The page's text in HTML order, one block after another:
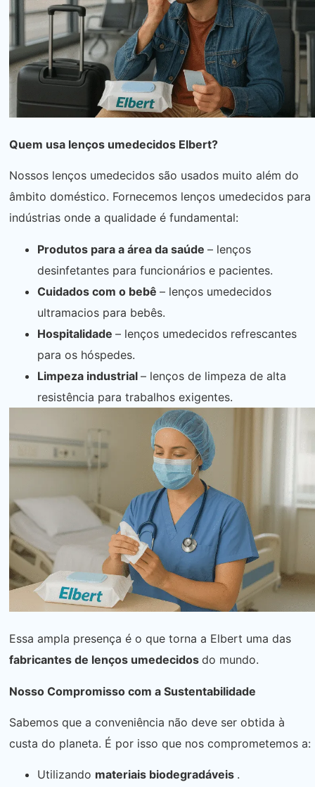
Quem usa lenços umedecidos Elbert?
Nossos lenços umedecidos são usados ​​muito além do
âmbito doméstico. Fornecemos lenços umedecidos para
indústrias onde a qualidade é fundamental:
Produtos para a área da saúde – lenços
desinfetantes para funcionários e pacientes.
Cuidados com o bebê – lenços umedecidos
ultramacios para bebês.
Hospitalidade – lenços umedecidos refrescantes
para os hóspedes.
Limpeza industrial – lenços de limpeza de alta
resistência para trabalhos exigentes.
Essa ampla presença é o que torna a Elbert uma das
fabricantes de lenços umedecidos ​​do mundo.
Nosso Compromisso com a Sustentabilidade
Sabemos que a conveniência não deve ser obtida à
custa do planeta. É por isso que nos comprometemos a:
Utilizando materiais biodegradáveis .